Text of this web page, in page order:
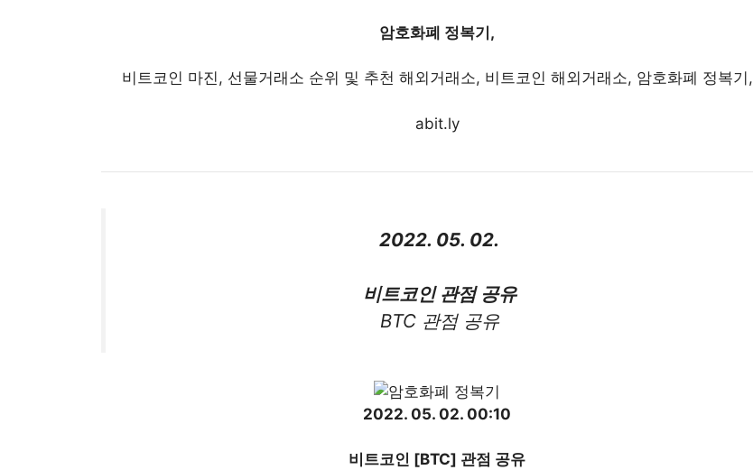
암호화폐 정복기,
비트코인 마진, 선물거래소 순위 및 추천 해외거래소, 비트코인 해외거래소, 암호화폐 정복기,
abit.ly
2022. 05. 02.
비트코인 관점 공유
BTC 관점 공유
2022. 05. 02. 00:10
비트코인 [BTC] 관점 공유